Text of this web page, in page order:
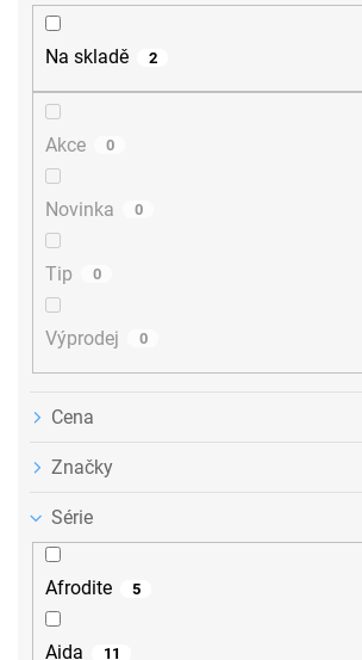
Na skladě 2
Akce 0
Novinka 0
Tip 0
Výprodej 0
Cena
Značky
Série
Afrodite 5
Aida 11